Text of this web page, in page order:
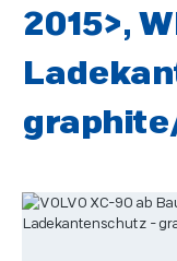
2015>,
Bildergalerie